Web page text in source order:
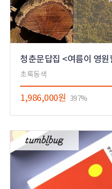
청춘문답집 <여름이 영
초록동색
1,986,000원 397%